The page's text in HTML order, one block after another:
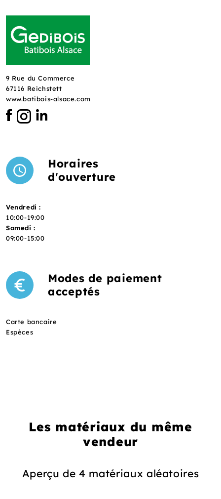
9 Rue du Commerce
67116 Reichstett
www.batibois-alsace.com
Horaires
d'ouverture
Vendredi :
10:00-19:00
Samedi :
09:00-15:00
Modes de paiement
acceptés
Carte bancaire
Espèces
Les matériaux du même
vendeur
Aperçu de 4 matériaux aléatoires